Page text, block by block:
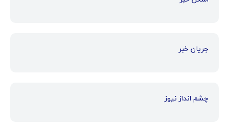
جریان خبر
چشم انداز نیوز